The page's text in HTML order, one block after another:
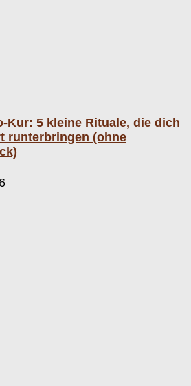
Kur: 5 kleine Rituale, die dich
runterbringen (ohne